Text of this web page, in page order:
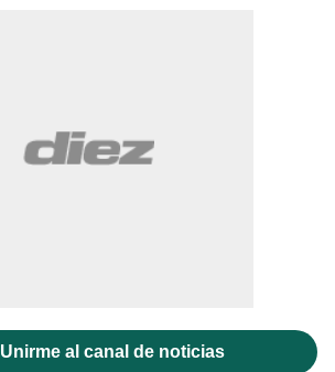
Unirme al canal de noticias